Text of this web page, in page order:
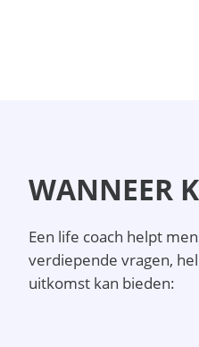
WANNEER
Een life coach helpt
verdiepende vragen,
uitkomst kan bieden: